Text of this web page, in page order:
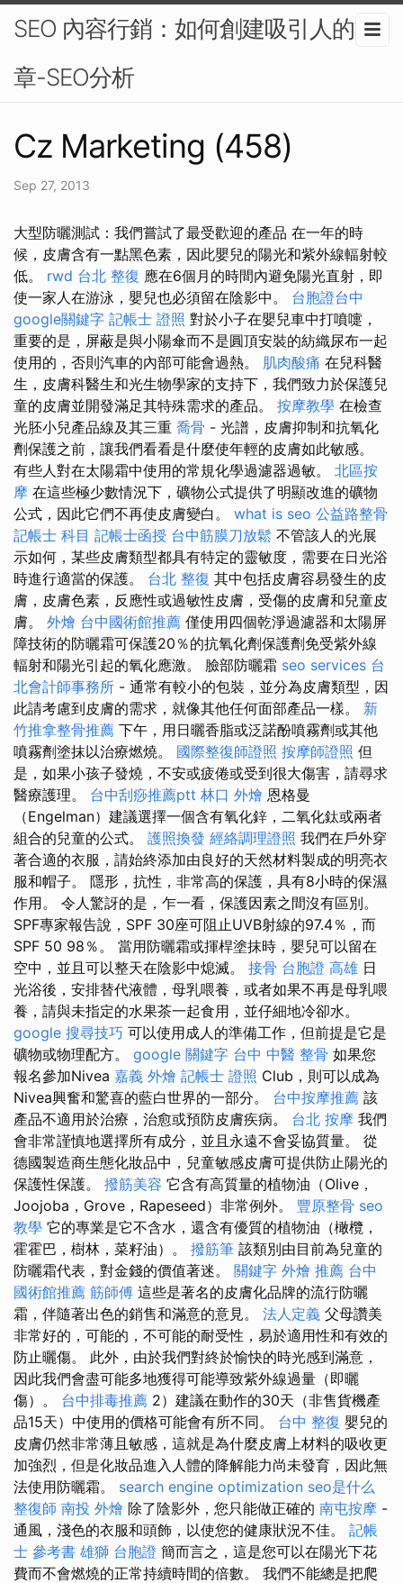
SEO 內容行銷：如何創建吸引人的文
章-SEO分析
Cz Marketing (458)
Sep 27, 2013
大型防曬測試：我們嘗試了最受歡迎的產品 在一年的時
候，皮膚含有一點黑色素，因此嬰兒的陽光和紫外線輻射較
低。 rwd 台北 整復 應在6個月的時間內避免陽光直射，即
使一家人在游泳，嬰兒也必須留在陰影中。 台胞證台中
google關鍵字 記帳士 證照 對於小子在嬰兒車中打噴嚏，
重要的是，屏蔽是與小陽傘而不是圓頂安裝的紡織尿布一起
使用的，否則汽車的內部可能會過熱。 肌肉酸痛 在兒科醫
生，皮膚科醫生和光生物學家的支持下，我們致力於保護兒
童的皮膚並開發滿足其特殊需求的產品。 按摩教學 在檢查
光胚小兒產品線及其三重 喬骨 - 光譜，皮膚抑制和抗氧化
劑保護之前，讓我們看看是什麼使年輕的皮膚如此敏感。
有些人對在太陽霜中使用的常規化學過濾器過敏。 北區按
摩 在這些極少數情況下，礦物公式提供了明顯改進的礦物
公式，因此它們不再使皮膚變白。 what is seo 公益路整骨
記帳士 科目 記帳士函授 台中筋膜刀放鬆 不管該人的光展
示如何，某些皮膚類型都具有特定的靈敏度，需要在日光浴
時進行適當的保護。 台北 整復 其中包括皮膚容易發生的皮
膚，皮膚色素，反應性或過敏性皮膚，受傷的皮膚和兒童皮
膚。 外燴 台中國術館推薦 僅使用四個乾淨過濾器和太陽屏
障技術的防曬霜可保護20％的抗氧化劑保護劑免受紫外線
輻射和陽光引起的氧化應激。 臉部防曬霜 seo services 台
北會計師事務所 - 通常有較小的包裝，並分為皮膚類型，因
此請考慮到皮膚的需求，就像其他任何面部產品一樣。 新
竹推拿整骨推薦 下午，用日曬香脂或泛諾酚噴霧劑或其他
噴霧劑塗抹以治療燃燒。 國際整復師證照 按摩師證照 但
是，如果小孩子發燒，不安或疲倦或受到很大傷害，請尋求
醫療護理。 台中刮痧推薦ptt 林口 外燴 恩格曼
（Engelman）建議選擇一個含有氧化鋅，二氧化鈦或兩者
組合的兒童的公式。 護照換發 經絡調理證照 我們在戶外穿
著合適的衣服，請始終添加由良好的天然材料製成的明亮衣
服和帽子。 隱形，抗性，非常高的保護，具有8小時的保濕
作用。 令人驚訝的是，乍一看，保護因素之間沒有區別。
SPF專家報告說，SPF 30座可阻止UVB射線的97.4％，而
SPF 50 98％。 當用防曬霜或揮桿塗抹時，嬰兒可以留在
空中，並且可以整天在陰影中熄滅。 接骨 台胞證 高雄 日
光浴後，安排替代液體，母乳喂養，或者如果不再是母乳喂
養，請與未指定的水果茶一起食用，並仔細地冷卻水。
google 搜尋技巧 可以使用成人的準備工作，但前提是它是
礦物或物理配方。 google 關鍵字 台中 中醫 整骨 如果您
報名參加Nivea 嘉義 外燴 記帳士 證照 Club，則可以成為
Nivea興奮和驚喜的藍白世界的一部分。 台中按摩推薦 該
產品不適用於治療，治愈或預防皮膚疾病。 台北 按摩 我們
會非常謹慎地選擇所有成分，並且永遠不會妥協質量。 從
德國製造商生態化妝品中，兒童敏感皮膚可提供防止陽光的
保護性保護。 撥筋美容 它含有高質量的植物油（Olive，
Joojoba，Grove，Rapeseed）非常例外。 豐原整骨 seo
教學 它的專業是它不含水，還含有優質的植物油（橄欖，
霍霍巴，樹林，菜籽油）。 撥筋筆 該類別由目前為兒童的
防曬霜代表，對金錢的價值著迷。 關鍵字 外燴 推薦 台中
國術館推薦 筋師傅 這些是著名的皮膚化品牌的流行防曬
霜，伴隨著出色的銷售和滿意的意見。 法人定義 父母讚美
非常好的，可能的，不可能的耐受性，易於適用性和有效的
防止曬傷。 此外，由於我們對終於愉快的時光感到滿意，
因此我們會盡可能多地獲得可能導致紫外線過量（即曬
傷）。 台中排毒推薦 2）建議在動作的30天（非售貨機產
品15天）中使用的價格可能會有所不同。 台中 整復 嬰兒的
皮膚仍然非常薄且敏感，這就是為什麼皮膚上材料的吸收更
加強烈，但是化妝品進入人體的降解能力尚未發育，因此無
法使用防曬霜。 search engine optimization seo是什么
整復師 南投 外燴 除了陰影外，您只能做正確的 南屯按摩 -
通風，淺色的衣服和頭飾，以使您的健康狀況不佳。 記帳
士 參考書 雄獅 台胞證 簡而言之，這是您可以在陽光下花
費而不會燃燒的正常持續時間的倍數。 我們不能總是把爬